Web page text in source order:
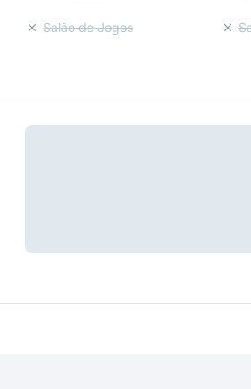
Salão de Jogos